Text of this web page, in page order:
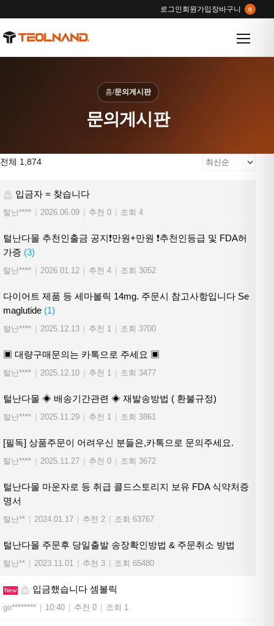
로그인회원가입장바구니 0
홈/문의게시판
문의게시판
전체 1,874
입금자 = 찾습니다
털난**** 2026.06.09 추천 0 조회 4
털난다몰 추천인출금 공지❗만원+만원 ❗추천인등급 및 FDA허
가증 (3)
털난**** 2026.01.12 추천 4 조회 3052
다이어트 제품 등 세마볼릭 14mg. 주문시 참고사항입니다 Se
maglutide (1)
털난**** 2025.12.13 추천 1 조회 3700
▣ 대량구매문의는 카톡으로 주세요 ▣
털난**** 2025.12.10 추천 1 조회 3477
털난다몰 ◈ 배송기간관련 ◈ 재발송방법 ( 환불규정)
털난**** 2025.11.29 추천 1 조회 3861
[필독] 상품주문이 어려우신 분들은,카톡으로 문의주세요.
털난**** 2025.11.27 추천 0 조회 3672
털난다몰 마운자로 등 취급 콜드스토리지 보유 FDA 식약처증
명서
털난** 2024.01.17 추천 2 조회 63767
털난다몰 주문후 당일출발 송장확인방법 & 주문취소 방법
털난** 2023.11.01 추천 3 조회 65480
New 입금했습니다 셈볼릭
go******** 10:40 추천 0 조회 1